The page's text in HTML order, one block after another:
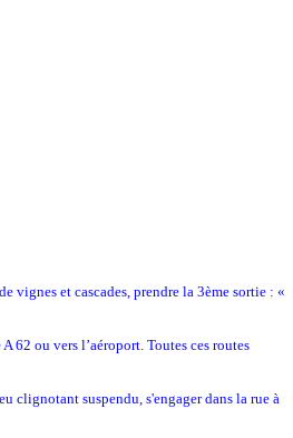
vignes et cascades, prendre la 3ème sortie : «
62 ou vers l’aéroport. Toutes ces routes
clignotant suspendu, s'engager dans la rue à